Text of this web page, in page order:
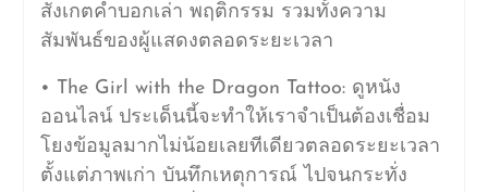
สังเกตคำบอกเล่า พฤติกรรม รวมทั้งความ
สัมพันธ์ของผู้แสดงตลอดระยะเวลา
• The Girl with the Dragon Tattoo: ดูหนัง
ออนไลน์ ประเด็นนี้จะทำให้เราจำเป็นต้องเชื่อม
โยงข้อมูลมากไม่น้อยเลยทีเดียวตลอดระยะเวลา
ตั้งแต่ภาพเก่า บันทึกเหตุการณ์ ไปจนกระทั่ง